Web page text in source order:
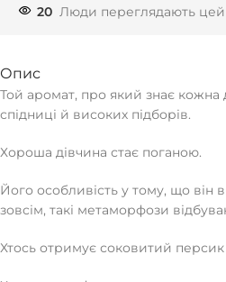
20 Люди переглядають цей
Опис
Той аромат, про який знає кожна
спідниці й високих підборів.
Хороша дівчина стає поганою.
Його особливість у тому, що він
зовсім, такі метаморфози
Хтось отримує соковитий